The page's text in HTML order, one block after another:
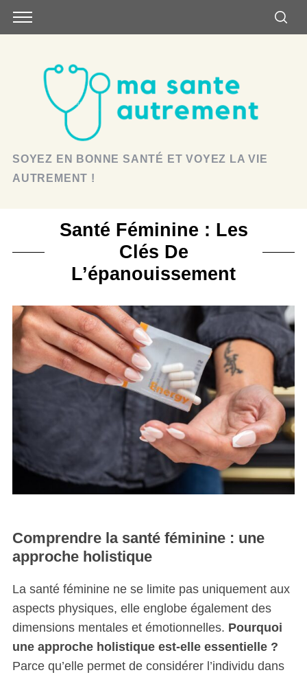
SOYEZ EN BONNE SANTÉ ET VOYEZ LA VIE
AUTREMENT !
Santé Féminine : Les
Clés De
L’épanouissement
Comprendre la santé féminine : une
approche holistique
La santé féminine ne se limite pas uniquement aux
aspects physiques, elle englobe également des
dimensions mentales et émotionnelles. Pourquoi
une approche holistique est-elle essentielle ?
Parce qu’elle permet de considérer l’individu dans